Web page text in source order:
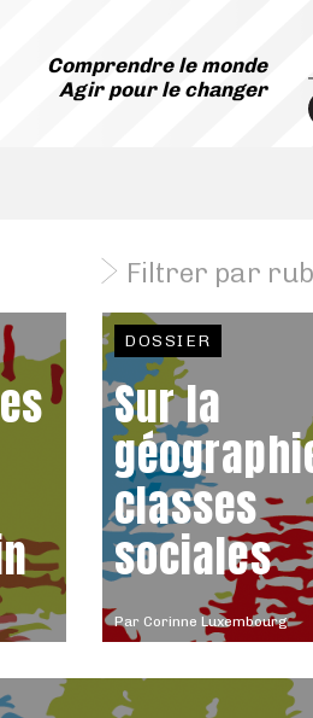
Comprendre le monde
Agir pour le changer
Filtrer par
Par Corinne Luxembourg
DOSSIER
Sur la
classes
sociales